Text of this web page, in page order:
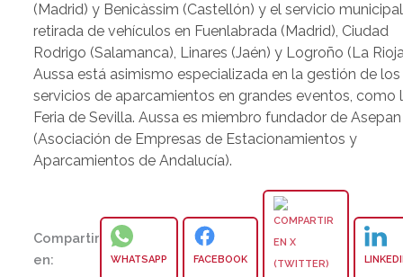
(Madrid) y Benicàssim (Castellón) y el servicio
retirada de vehículos en Fuenlabrada (Madrid), Ciudad
Rodrigo (Salamanca), Linares (Jaén) y Logroño (La
Aussa está asimismo especializada en la gestión de los
servicios de aparcamientos en grandes eventos, como
Feria de Sevilla. Aussa es miembro fundador de Asepan
(Asociación de Empresas de Estacionamientos y
Aparcamientos de Andalucía).
Compartir
en:
WHATSAPP FACEBOOK